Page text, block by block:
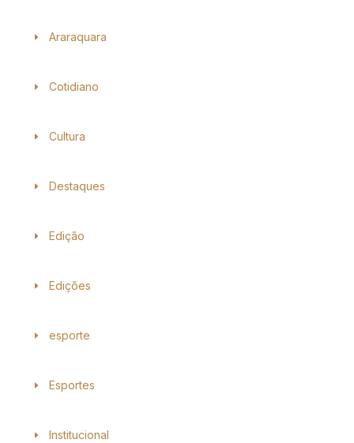
Araraquara
Cotidiano
Cultura
Destaques
Edição
Edições
esporte
Esportes
Institucional